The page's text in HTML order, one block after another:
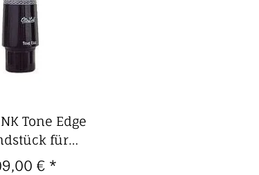
Tone Edge
für
€ *